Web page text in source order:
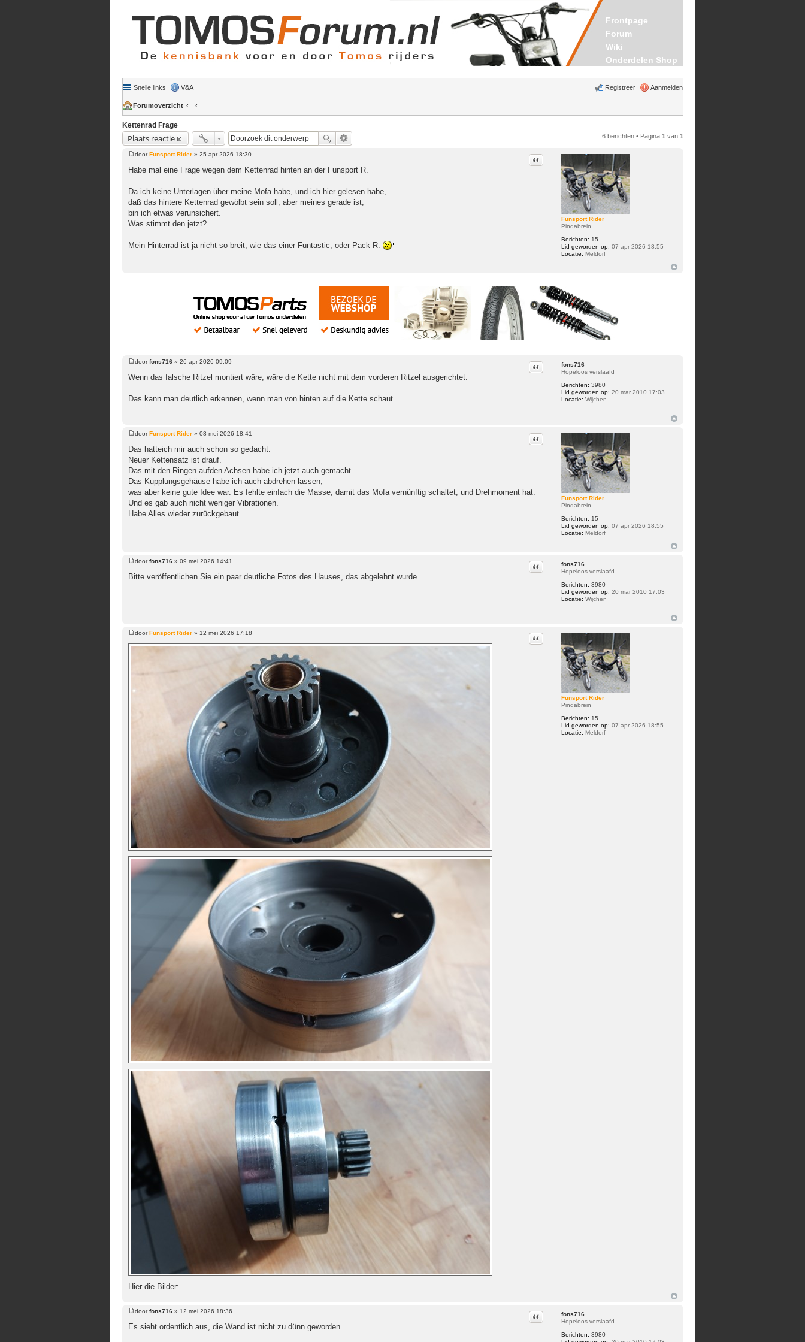
Frontpage
Forum
Wiki
Onderdelen Shop
Snelle links V&A Aanmelden
Registreer
Forumoverzicht
Kettenrad Frage
Plaats reactie 6 berichten • Pagina 1 van 1
Funsport Rider
Pindabrein
Berichten: 15
Lid geworden op: 07 apr 2026 18:55
Locatie: Meldorf
Citeer
doorFunsport Rider» 25 apr 2026 18:30
Habe mal eine Frage wegen dem Kettenrad hinten an der Funsport R.
Da ich keine Unterlagen über meine Mofa habe, und ich hier gelesen habe,
daß das hintere Kettenrad gewölbt sein soll, aber meines gerade ist,
bin ich etwas verunsichert.
Was stimmt den jetzt?
Mein Hinterrad ist ja nicht so breit, wie das einer Funtastic, oder Pack R.
fons716
Hopeloos verslaafd
Berichten: 3980
Lid geworden op: 20 mar 2010 17:03
Locatie: Wijchen
Citeer
doorfons716» 26 apr 2026 09:09
Wenn das falsche Ritzel montiert wäre, wäre die Kette nicht mit dem vorderen Ritzel ausgerichtet.
Das kann man deutlich erkennen, wenn man von hinten auf die Kette schaut.
Funsport Rider
Pindabrein
Berichten: 15
Lid geworden op: 07 apr 2026 18:55
Locatie: Meldorf
Citeer
doorFunsport Rider» 08 mei 2026 18:41
Das hatteich mir auch schon so gedacht.
Neuer Kettensatz ist drauf.
Das mit den Ringen aufden Achsen habe ich jetzt auch gemacht.
Das Kupplungsgehäuse habe ich auch abdrehen lassen,
was aber keine gute Idee war. Es fehlte einfach die Masse, damit das Mofa vernünftig schaltet, und Drehmoment hat.
Und es gab auch nicht weniger Vibrationen.
Habe Alles wieder zurückgebaut.
fons716
Hopeloos verslaafd
Berichten: 3980
Lid geworden op: 20 mar 2010 17:03
Locatie: Wijchen
Citeer
doorfons716» 09 mei 2026 14:41
Bitte veröffentlichen Sie ein paar deutliche Fotos des Hauses, das abgelehnt wurde.
Funsport Rider
Pindabrein
Berichten: 15
Lid geworden op: 07 apr 2026 18:55
Locatie: Meldorf
Citeer
doorFunsport Rider» 12 mei 2026 17:18
Hier die Bilder:
fons716
Hopeloos verslaafd
Berichten: 3980
Citeer
doorfons716» 12 mei 2026 18:36
Es sieht ordentlich aus, die Wand ist nicht zu dünn geworden.